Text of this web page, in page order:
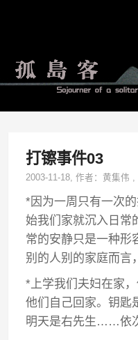
打镲事件03
2003-11-18, 作者：黄集伟 ,
*因为一周只有一次
始我们家就沉入日
常的安静只是一种形
别的人别的家庭而言
*上学我们夫妇在家
他们自己回家。钥匙
明天是右先生……依